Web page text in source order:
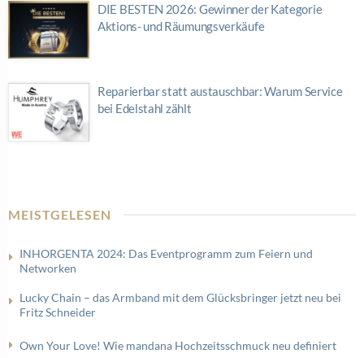
DIE BESTEN 2026: Gewinner der Kategorie
Aktions- und Räumungsverkäufe
Reparierbar statt austauschbar: Warum Service
bei Edelstahl zählt
MEISTGELESEN
INHORGENTA 2024: Das Eventprogramm zum Feiern und
Networken
Lucky Chain – das Armband mit dem Glücksbringer jetzt neu bei
Fritz Schneider
Own Your Love! Wie mandana Hochzeitsschmuck neu definiert